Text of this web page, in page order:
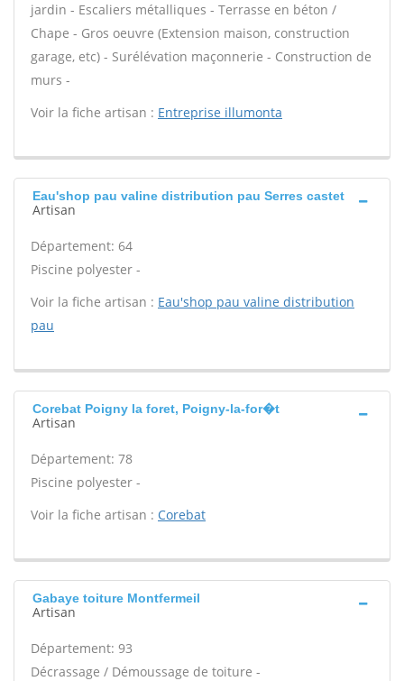
jardin - Escaliers métalliques - Terrasse en béton /
Chape - Gros oeuvre (Extension maison, construction
garage, etc) - Surélévation maçonnerie - Construction de
murs -
Voir la fiche artisan : Entreprise illumonta
Eau'shop pau valine distribution pau Serres castet
Artisan
Département: 64
Piscine polyester -
Voir la fiche artisan : Eau'shop pau valine distribution
pau
Corebat Poigny la foret, Poigny-la-for�t
Artisan
Département: 78
Piscine polyester -
Voir la fiche artisan : Corebat
Gabaye toiture Montfermeil
Artisan
Département: 93
Décrassage / Démoussage de toiture -